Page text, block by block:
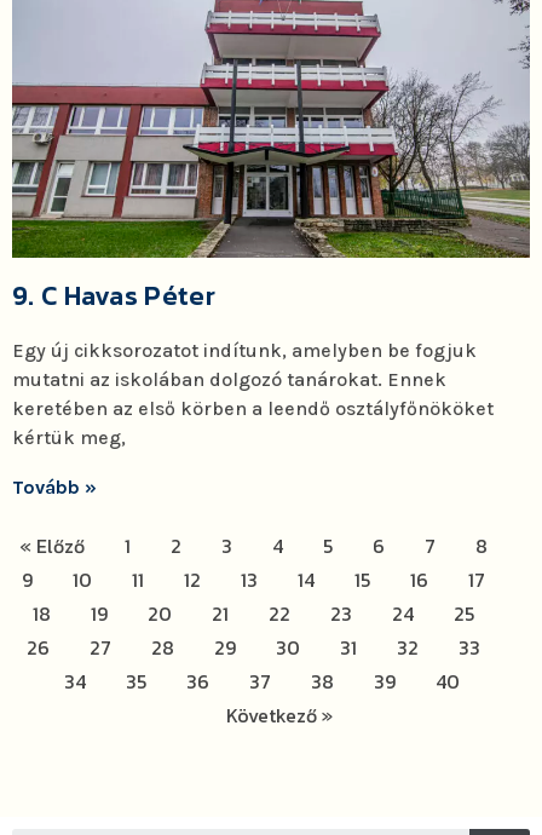
9. C Havas Péter
Egy új cikksorozatot indítunk, amelyben be fogjuk
mutatni az iskolában dolgozó tanárokat. Ennek
keretében az első körben a leendő osztályfőnököket
kértük meg,
Tovább »
« Előző 1 2 3 4 5 6 7
8
9
10 11 12 13 14 15 16
17
18
19 20 21 22 23 24
25
26
27 28 29 30 31 32
33
34
35 36 37 38 39
40
Következő »